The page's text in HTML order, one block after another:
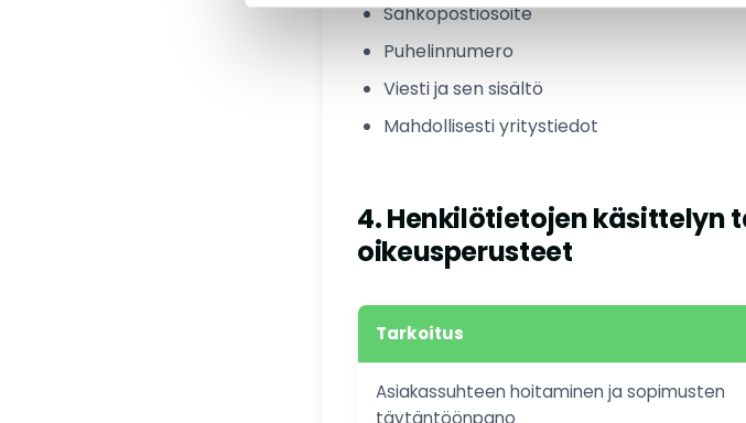
Sähköpostiosoite
Puhelinnumero
Viesti ja sen sisältö
Mahdollisesti yritystiedot
4. Henkilötietojen käsittelyn
oikeusperusteet
Tarkoitus
Asiakassuhteen hoitaminen ja sopimusten
täytäntöönpano